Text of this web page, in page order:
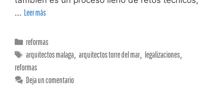
… Leer más
reformas
arquitectos malaga,arquitectos torre del mar, legalizaciones,
reformas
Deja un comentario